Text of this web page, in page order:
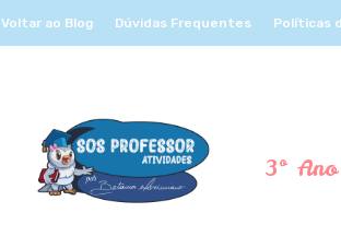
Voltar ao Blog Dúvidas Frequentes Políticas
3º Ano